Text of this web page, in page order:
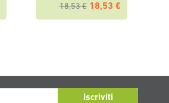
18,53 € 18,53 €
Iscriviti